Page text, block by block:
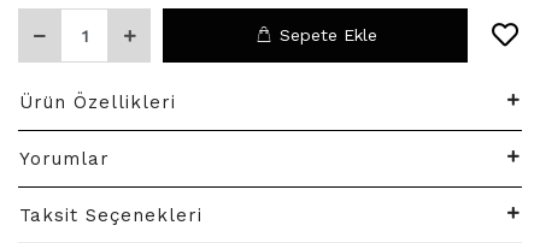
Sepete Ekle
Ürün Özellikleri
Yorumlar
Taksit Seçenekleri